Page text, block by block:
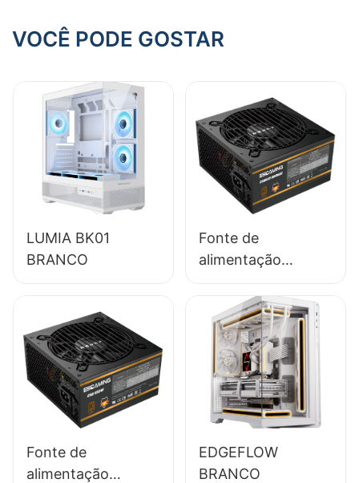
atualizações?
VOCÊ PODE GOSTAR
LUMIA BK01
BRANCO
Fonte de
alimentação
ESGAMING 650W
de alta qualidade,
85% de eficiência,
módulo completo,
certificação 80+
Bronze para PC
desktop
(ESB650W)
Fonte de
alimentação
EDGEFLOW
BRANCO